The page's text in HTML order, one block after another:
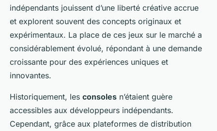
indépendants jouissent d’une liberté créative accrue
et explorent souvent des concepts originaux et
expérimentaux. La place de ces jeux sur le marché a
considérablement évolué, répondant à une demande
croissante pour des expériences uniques et
innovantes.
Historiquement, les consoles n’étaient guère
accessibles aux développeurs indépendants.
Cependant, grâce aux plateformes de distribution